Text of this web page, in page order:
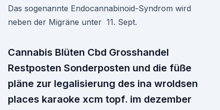
Das sogenannte Endocannabinoid-Syndrom wird
neben der Migräne unter 11. Sept.
Cannabis Blüten Cbd Grosshandel
Restposten Sonderposten und die füße
pläne zur legalisierung des ina wroldsen
places karaoke xcm topf. im dezember